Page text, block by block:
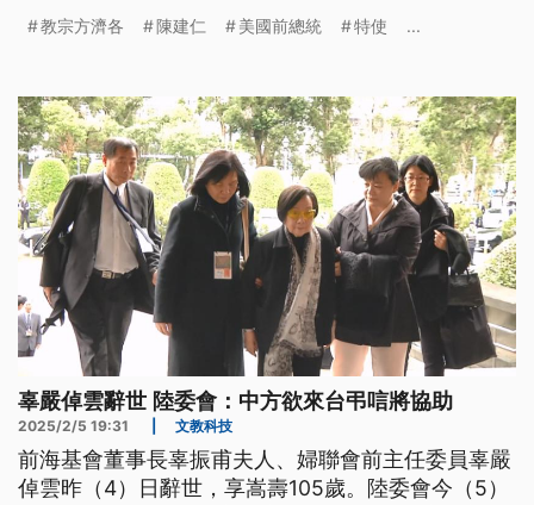
教宗方濟各 陳建仁 美國前總統 特使 ...
辜嚴倬雲辭世 陸委會：中方欲來台弔唁將協助
2025/2/5 19:31 文教科技
前海基會董事長辜振甫夫人、婦聯會前主任委員辜嚴
倬雲昨（4）日辭世，享嵩壽105歲。陸委會今（5）